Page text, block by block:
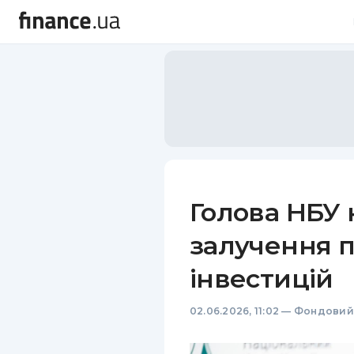
Голова НБУ
залучення
інвестицій
02.06.2026, 11:02 — Фондовий